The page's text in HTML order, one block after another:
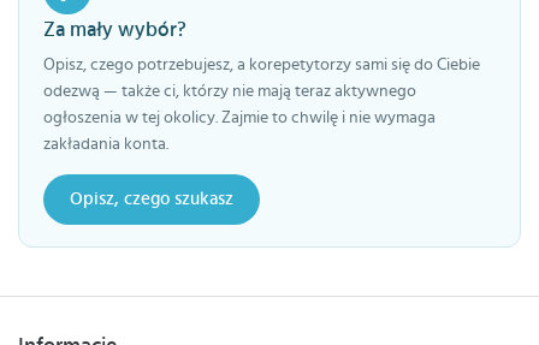
Za mały wybór?
Opisz, czego potrzebujesz, a korepetytorzy sami się do Ciebie
odezwą — także ci, którzy nie mają teraz aktywnego
ogłoszenia w tej okolicy. Zajmie to chwilę i nie wymaga
zakładania konta.
Opisz, czego szukasz